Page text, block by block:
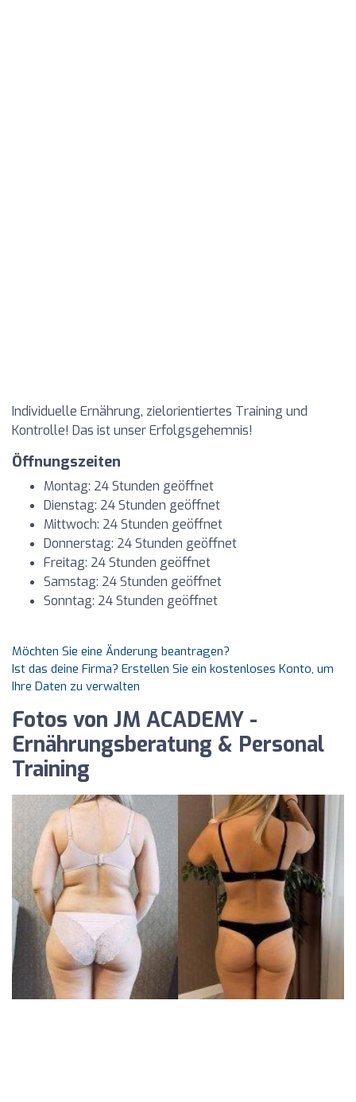
Individuelle Ernährung, zielorientiertes Training und
Kontrolle! Das ist unser Erfolgsgehemnis!
Öffnungszeiten
Montag: 24 Stunden geöffnet
Dienstag: 24 Stunden geöffnet
Mittwoch: 24 Stunden geöffnet
Donnerstag: 24 Stunden geöffnet
Freitag: 24 Stunden geöffnet
Samstag: 24 Stunden geöffnet
Sonntag: 24 Stunden geöffnet
Möchten Sie eine Änderung beantragen?
Ist das deine Firma? Erstellen Sie ein kostenloses Konto, um
Ihre Daten zu verwalten
Fotos von JM ACADEMY -
Ernährungsberatung & Personal
Training